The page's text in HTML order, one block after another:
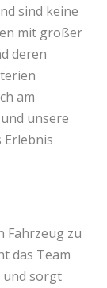
sind keine
mit großer
deren
am
unsere
Erlebnis
Fahrzeug zu
das Team
und sorgt